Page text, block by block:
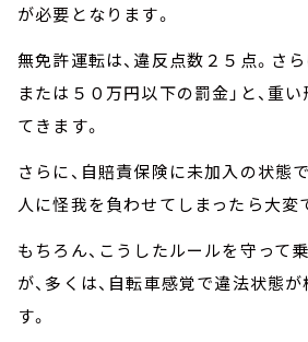
が必要となります。
無免許運転は、違反点数２５点。さら
または５０万円以下の罰金」と、重
てきます。
さらに、自賠責保険に未加入の状態
人に怪我を負わせてしまったら大変
もちろん、こうしたルールを守って
が、多くは、自転車感覚で違法状態
す。